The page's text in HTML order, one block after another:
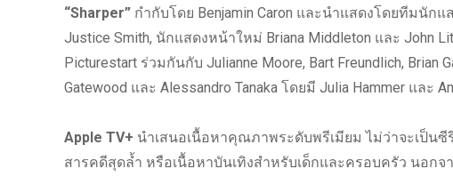
“Sharper” กำกับโดย Benjamin Caron และนำแสดงโดยทีมนักแ
Justice Smith, นักแสดงหน้าใหม่ Briana Middleton และ John
Picturestart ร่วมกันกับ Julianne Moore, Bart Freundlich, Brian
Gatewood และ Alessandro Tanaka โดยมี Julia Hammer และ
Apple TV+ นำเสนอเนื้อหาคุณภาพระดับพรีเมียม ไม่ว่าจะเป็น
สารคดีสุดล้ำ หรือเนื้อหาบันเทิงสำหรับเด็กและครอบครัว นอ